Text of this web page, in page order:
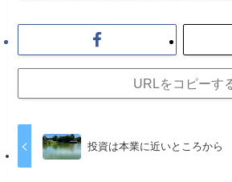
URLをコピーす
投資は本業に近いところから